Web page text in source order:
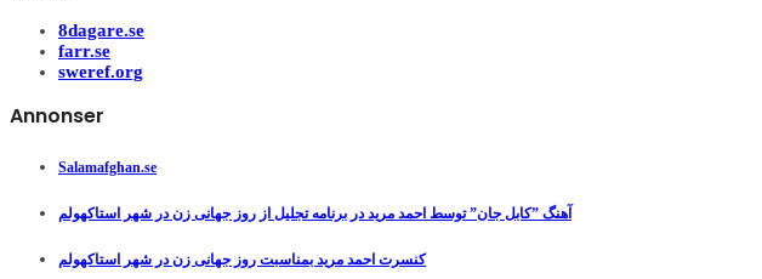
8dagare.se
farr.se
sweref.org
Annonser
Salamafghan.se
آهنگ ”کابل جان” توسط احمد مرید در برنامه تجلیل از روز جهانی زن در شهر استاکهولم
کنسرت احمد مرید بمناسبت روز جهانی زن در شهر استاکهولم